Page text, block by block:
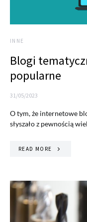
INNE
Blogi
popularne
31/05/2023
O tym, że internetowe
słyszało z pewnością
READ MORE